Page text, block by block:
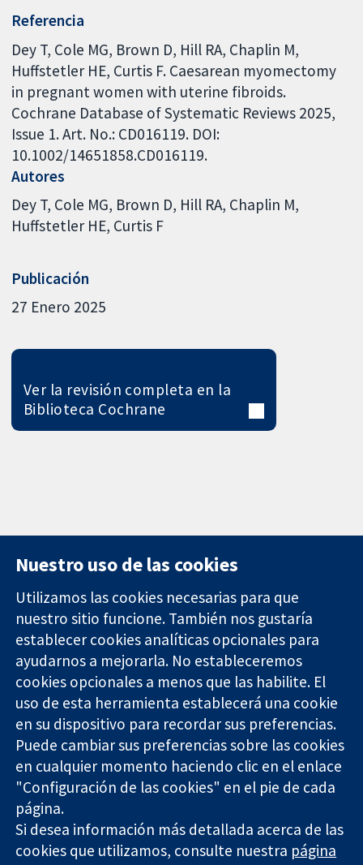
Referencia
Dey T, Cole MG, Brown D, Hill RA, Chaplin M,
Huffstetler HE, Curtis F. Caesarean myomectomy
in pregnant women with uterine fibroids.
Cochrane Database of Systematic Reviews 2025,
Issue 1. Art. No.: CD016119. DOI:
10.1002/14651858.CD016119.
Autores
Dey T Cole MG Brown D Hill RA Chaplin M
Huffstetler HE Curtis F
Publicación
27 Enero 2025
Ver la revisión completa en la
Biblioteca Cochrane
Evidencia fiable.
Decisiones
informadas.
Mejor salud.
11-13 Cavendish
Square
Londres
W1G 0AN
Reino Unido
Contacto
Noticias
Prensa
Sobre
nosotros
Empleo
Cochrane
Library
The Cochrane Collaboration is a charity (no. 1045921) and a
company limited by guarantee (no. 03044323) registered in
England & Wales. VAT registration number GB 718 2127 49.
Nuestro uso de las cookies
Utilizamos las cookies necesarias para que
nuestro sitio funcione. También nos gustaría
establecer cookies analíticas opcionales para
ayudarnos a mejorarla. No estableceremos
cookies opcionales a menos que las habilite. El
uso de esta herramienta establecerá una cookie
en su dispositivo para recordar sus preferencias.
Puede cambiar sus preferencias sobre las cookies
en cualquier momento haciendo clic en el enlace
"Configuración de las cookies" en el pie de cada
página.
Si desea información más detallada acerca de las
cookies que utilizamos, consulte nuestra página